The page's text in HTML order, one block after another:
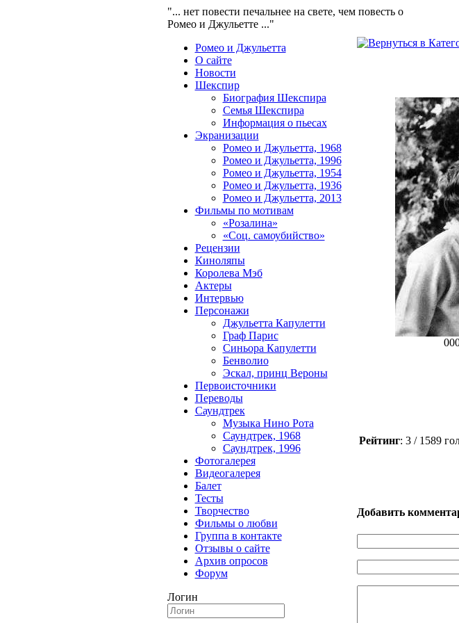
"... нет повести печальнее на свете, чем повесть о
Ромео и Джульетте ..."
Ромео и Джульетта
О сайте
Новости
Шекспир
Биография Шекспира
Семья Шекспира
Информация о пьесах
Экранизации
Ромео и Джульетта, 1968
Ромео и Джульетта, 1996
Ромео и Джульетта, 1954
Ромео и Джульетта, 1936
Ромео и Джульетта, 2013
Фильмы по мотивам
«Розалина»
«Соц. самоубийство»
Рецензии
Киноляпы
Королева Мэб
Актеры
Интервью
Персонажи
Джульетта Капулетти
Граф Парис
Синьора Капулетти
Бенволио
Эскал, принц Вероны
Первоисточники
Переводы
Саундтрек
Музыка Нино Рота
Саундтрек, 1968
Саундтрек, 1996
Фотогалерея
Видеогалерея
Балет
Тесты
Творчество
Фильмы о любви
Группа в контакте
Отзывы о сайте
Архив опросов
Форум
Логин
Рейтинг: 3 / 1589
Добавить